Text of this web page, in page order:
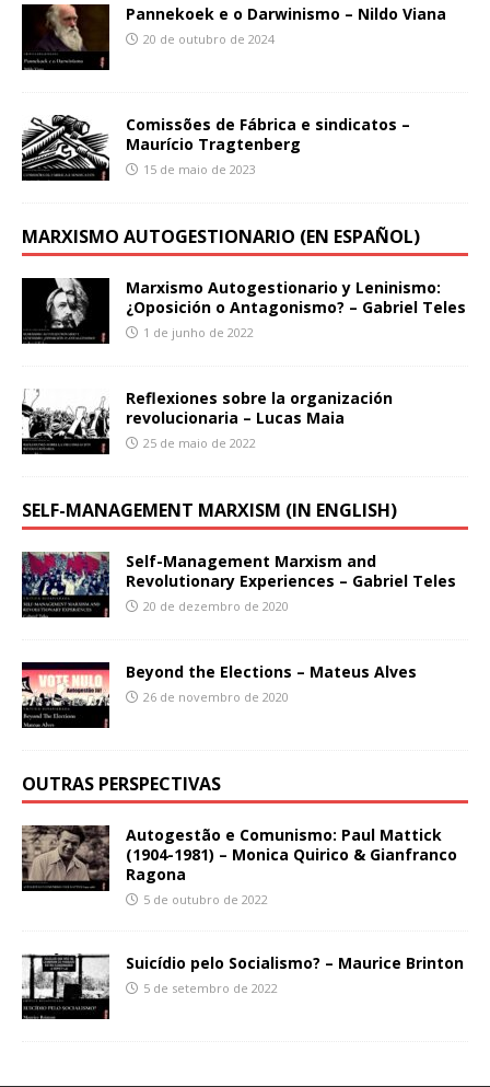
Pannekoek e o Darwinismo – Nildo Viana
20 de outubro de 2024
Comissões de Fábrica e sindicatos –
Maurício Tragtenberg
15 de maio de 2023
MARXISMO AUTOGESTIONARIO (EN ESPAÑOL)
Marxismo Autogestionario y Leninismo:
¿Oposición o Antagonismo? – Gabriel Teles
1 de junho de 2022
Reflexiones sobre la organización
revolucionaria – Lucas Maia
25 de maio de 2022
SELF-MANAGEMENT MARXISM (IN ENGLISH)
Self-Management Marxism and
Revolutionary Experiences – Gabriel Teles
20 de dezembro de 2020
Beyond the Elections – Mateus Alves
26 de novembro de 2020
OUTRAS PERSPECTIVAS
Autogestão e Comunismo: Paul Mattick
(1904-1981) – Monica Quirico & Gianfranco
Ragona
5 de outubro de 2022
Suicídio pelo Socialismo? – Maurice Brinton
5 de setembro de 2022